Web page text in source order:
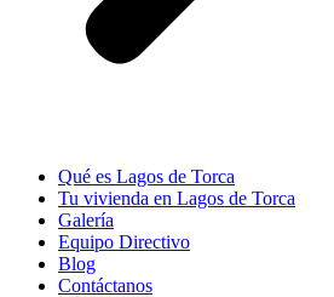
Qué es Lagos de Torca
Tu vivienda en Lagos de Torca
Galería
Equipo Directivo
Blog
Contáctanos